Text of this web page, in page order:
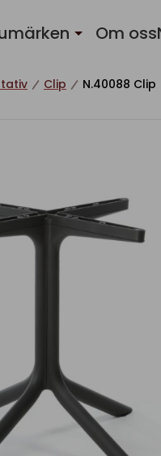
Om oss
Clip N.40088 Clip